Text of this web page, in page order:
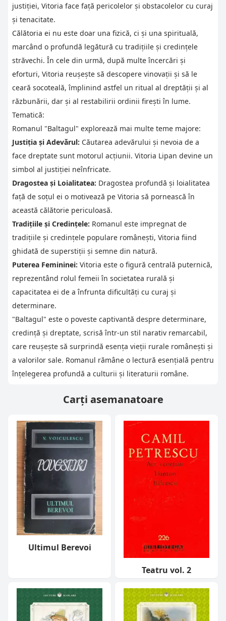
justiției, Vitoria face față pericolelor și obstacolelor cu curaj
și tenacitate.
Călătoria ei nu este doar una fizică, ci și una spirituală,
marcând o profundă legătură cu tradițiile și credințele
străvechi. În cele din urmă, după multe încercări și
eforturi, Vitoria reușește să descopere vinovații și să le
ceară socoteală, împlinind astfel un ritual al dreptății și al
răzbunării, dar și al restabilirii ordinii firești în lume.
Tematică:
Romanul "Baltagul" explorează mai multe teme majore:
Justiția și Adevărul: Căutarea adevărului și nevoia de a
face dreptate sunt motorul acțiunii. Vitoria Lipan devine un
simbol al justiției neînfricate.
Dragostea și Loialitatea: Dragostea profundă și loialitatea
față de soțul ei o motivează pe Vitoria să pornească în
această călătorie periculoasă.
Tradițiile și Credințele: Romanul este impregnat de
tradițiile și credințele populare românești, Vitoria fiind
ghidată de superstiții și semne din natură.
Puterea Femininei: Vitoria este o figură centrală puternică,
reprezentând rolul femeii în societatea rurală și
capacitatea ei de a înfrunta dificultăți cu curaj și
determinare.
"Baltagul" este o poveste captivantă despre determinare,
credință și dreptate, scrisă într-un stil narativ remarcabil,
care reușește să surprindă esența vieții rurale românești și
a valorilor sale. Romanul rămâne o lectură esențială pentru
înțelegerea profundă a culturii și literaturii române.
Carți asemanatoare
Ultimul Berevoi
Teatru vol. 2